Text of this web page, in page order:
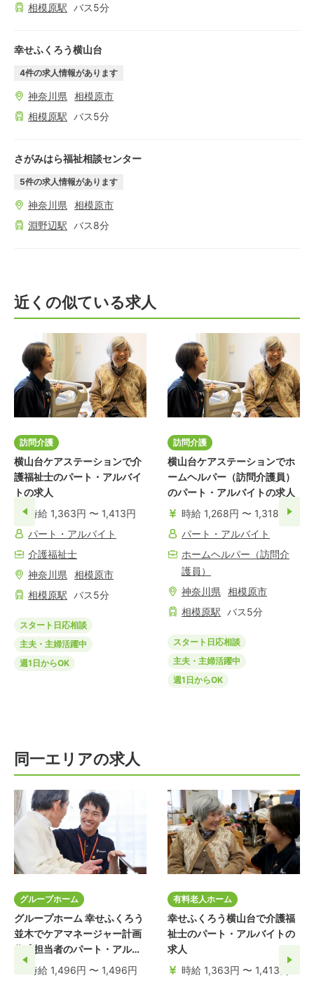
相模原駅 バス5分
幸せふくろう横山台
4件の求人情報があります
神奈川県
相模原市
相模原駅 バス5分
さがみはら福祉相談センター
5件の求人情報があります
神奈川県
相模原市
淵野辺駅 バス8分
近くの似ている求人
訪問介護
横山台ケアステーションで介
護福祉士のパート・アルバイ
トの求人
時給 1,363円 〜 1,413円
パート・アルバイト
介護福祉士
神奈川県
相模原市
相模原駅 バス5分
スタート日応相談
主夫・主婦活躍中
週1日からOK
訪問介護
横山台ケアステーションでホ
ームヘルパー（訪問介護員）
のパート・アルバイトの求人
時給 1,268円 〜 1,318円
パート・アルバイト
ホームヘルパー（訪問介
護員）
神奈川県
相模原市
相模原駅 バス5分
スタート日応相談
主夫・主婦活躍中
週1日からOK
同一エリアの求人
グループホーム
グループホーム 幸せふくろう
並木でケアマネージャー計画
作成担当者のパート・アルバ
イトの求人
時給 1,496円 〜 1,496円
有料老人ホーム
幸せふくろう横山台で介護福
祉士のパート・アルバイトの
求人
時給 1,363円 〜 1,413円